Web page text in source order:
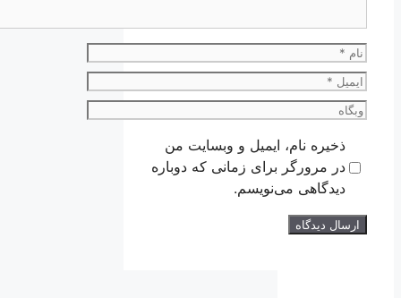
نام
ایمیل
وبگاه
ذخیره نام، ایمیل و وبسایت من
در مرورگر برای زمانی که دوباره
دیدگاهی می‌نویسم.